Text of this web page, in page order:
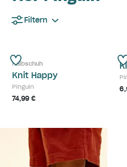
Filtern
Halbschuh
Knit Happy
Pinguin
74,99 €